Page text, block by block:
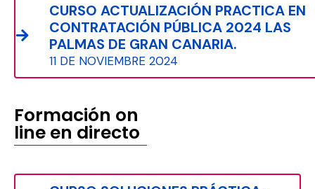
CURSO ACTUALIZACIÓN PRACTICA EN
CONTRATACIÓN PÚBLICA 2024 LAS
PALMAS DE GRAN CANARIA.
11 DE NOVIEMBRE 2024
Formación on
line en directo